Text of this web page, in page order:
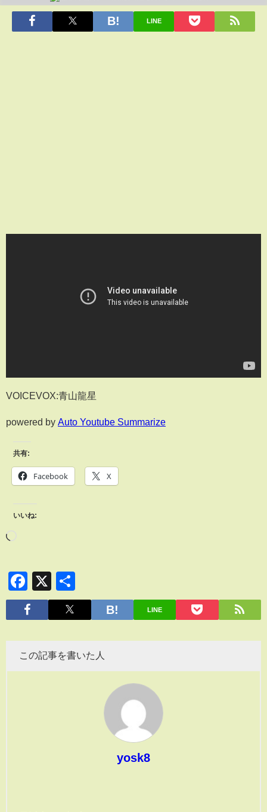
LINE
VOICEVOX:青山龍星
powered by Auto Youtube Summarize
共有:
Facebook X
いいね:
Facebook
X
有
LINE
この記事を書いた人
yosk8